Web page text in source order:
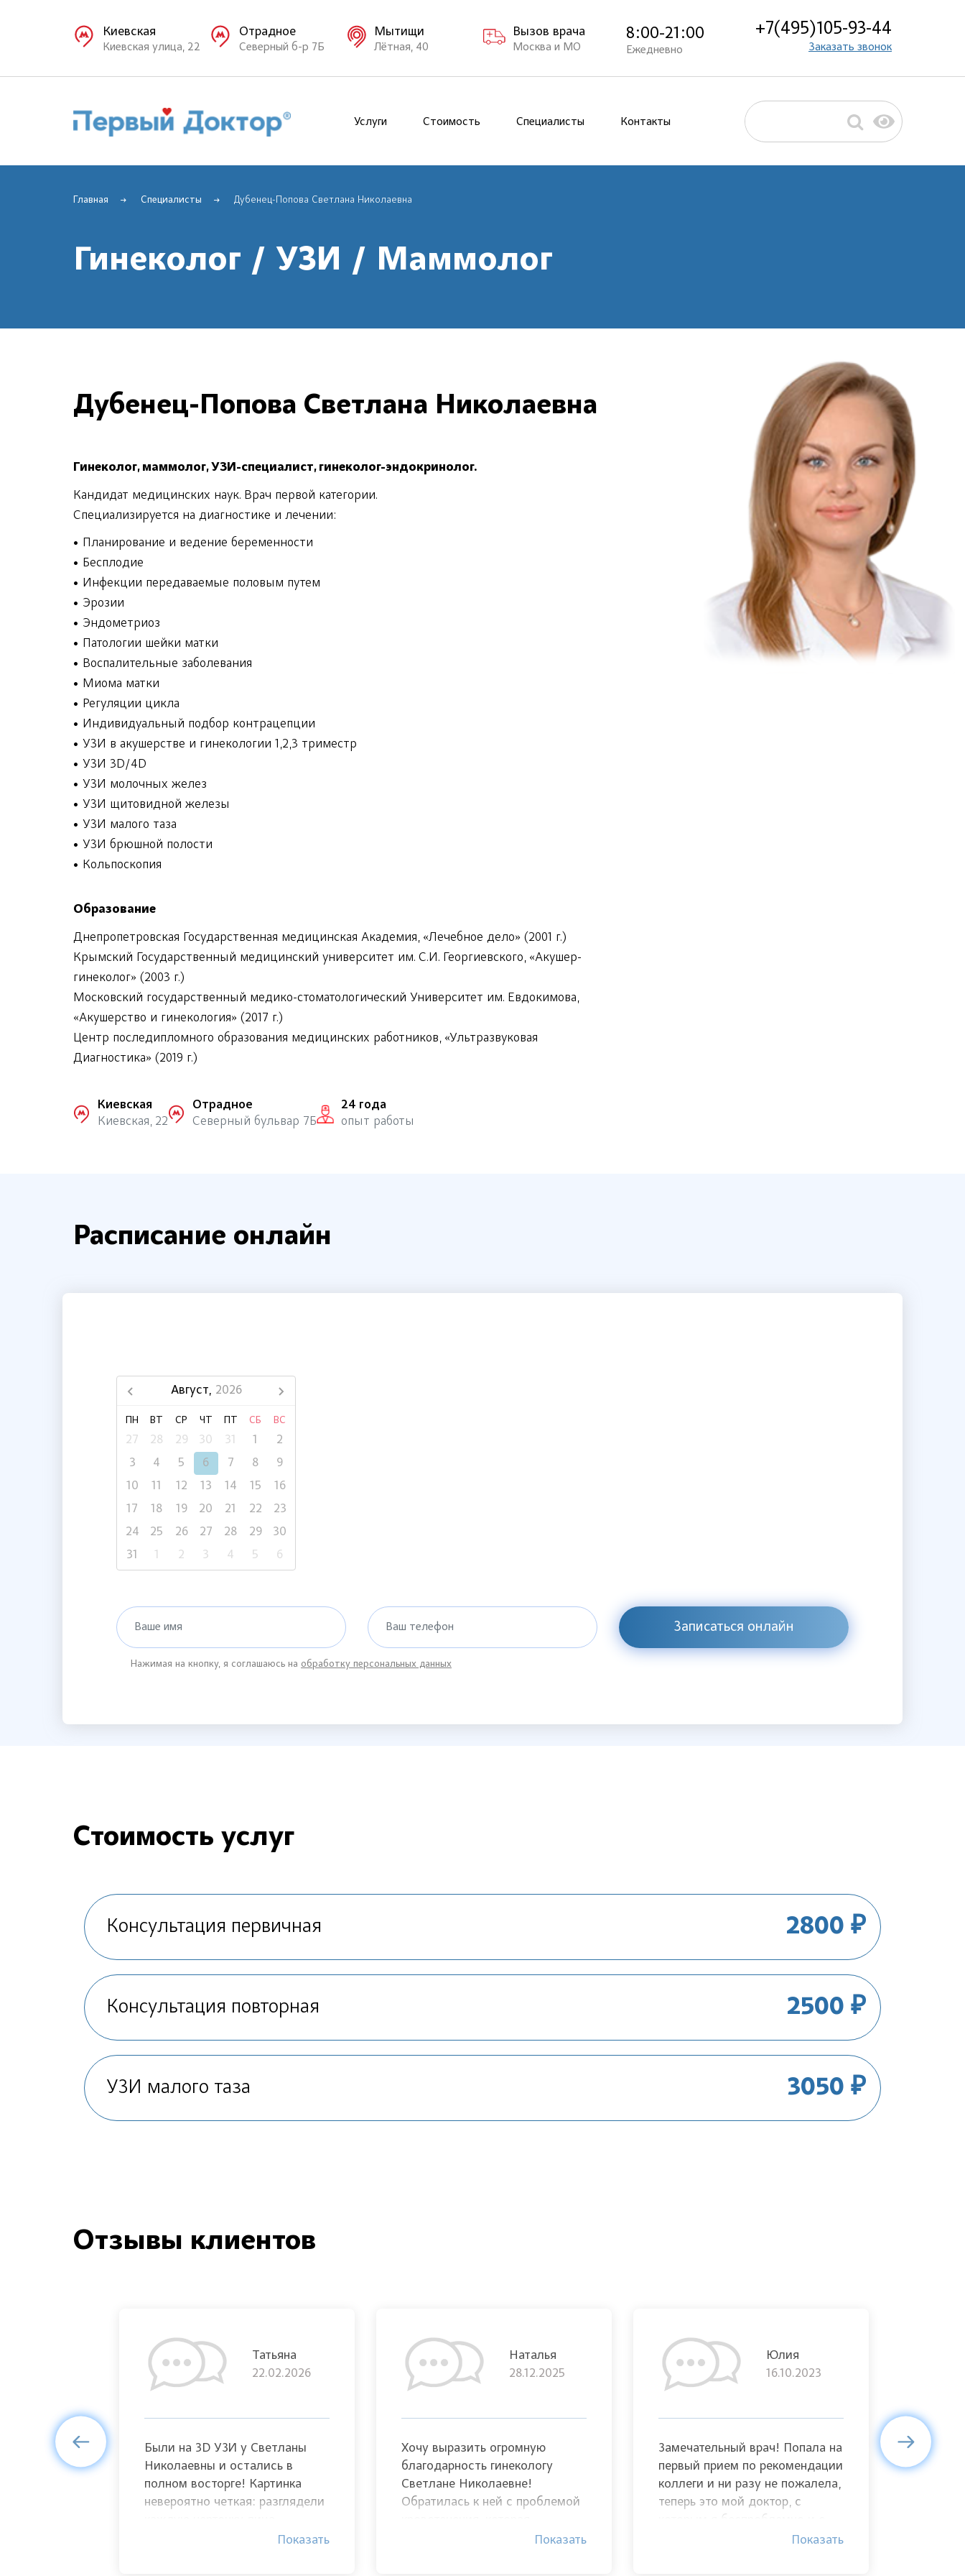
Киевская
Киевская улица, 22
Отрадное
Северный б-р 7Б
Мытищи
Лётная, 40
Вызов врача
Москва и МО
8:00-21:00
Ежедневно
+7(495)105-93-44
Заказать звонок
Услуги Стоимость Специалисты Контакты
Главная Специалисты Дубенец-Попова Светлана Николаевна
Гинеколог / УЗИ / Маммолог
Дубенец-Попова Светлана Николаевна
Гинеколог, маммолог, УЗИ-специалист, гинеколог-эндокринолог.
Кандидат медицинских наук. Врач первой категории.
Специализируется на диагностике и лечении:
• Планирование и ведение беременности
• Бесплодие
• Инфекции передаваемые половым путем
• Эрозии
• Эндометриоз
• Патологии шейки матки
• Воспалительные заболевания
• Миома матки
• Регуляции цикла
• Индивидуальный подбор контрацепции
• УЗИ в акушерстве и гинекологии 1,2,3 триместр
• УЗИ 3D/4D
• УЗИ молочных желез
• УЗИ щитовидной железы
• УЗИ малого таза
• УЗИ брюшной полости
• Кольпоскопия
Образование
Днепропетровская Государственная медицинская Академия, «Лечебное дело» (2001 г.)
Крымский Государственный медицинский университет им. С.И. Георгиевского, «Акушер-
гинеколог» (2003 г.)
Московский государственный медико-стоматологический Университет им. Евдокимова,
«Акушерство и гинекология» (2017 г.)
Центр последипломного образования медицинских работников, «Ультразвуковая
Диагностика» (2019 г.)
Киевская
Киевская, 22
Отрадное
Северный бульвар 7Б
24 года
опыт работы
Расписание онлайн
Август, 2026
ПН ВТ СР ЧТ ПТ СБ ВС
27 28 29 30 31 1
2
3
4 5 6 7 8
9
10
11 12 13 14 15
16
17
18 19 20 21 22
23
24
25 26 27 28 29
30
31
1 2 3 4 5 6
Ваше имя Ваш телефон Записаться онлайн
Нажимая на кнопку, я соглашаюсь на обработку персональных данных
Стоимость услуг
Консультация первичная 2800 ₽
Консультация повторная 2500 ₽
УЗИ малого таза 3050 ₽
Отзывы клиентов
девушки
Татьяна
22.02.2026
Были на 3D УЗИ у Светланы
Николаевны и остались в
полном восторге! Картинка
невероятно четкая: разглядели
пальчики и даже то, как малыш
Показать
Наталья
28.12.2025
Хочу выразить огромную
благодарность гинекологу
Светлане Николаевне!
Обратилась к ней с проблемой
беспокоила меня две недели.
Показать
Юлия
16.10.2023
Замечательный врач! Попала на
первый прием по рекомендации
коллеги и ни разу не пожалела,
теперь это мой доктор, с
огромным удовольствиемПоказать
От